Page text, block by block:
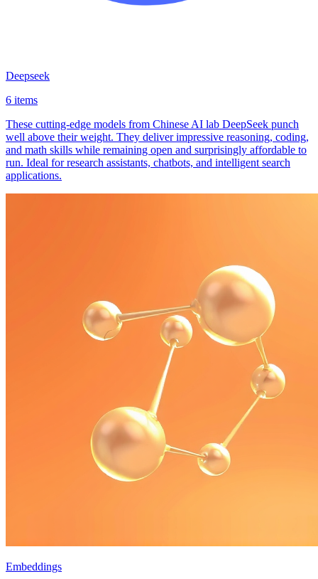
Deepseek
6 items
These cutting-edge models from Chinese AI lab DeepSeek punch
well above their weight. They deliver impressive reasoning, coding,
and math skills while remaining open and surprisingly affordable to
run. Ideal for research assistants, chatbots, and intelligent search
applications.
Embeddings